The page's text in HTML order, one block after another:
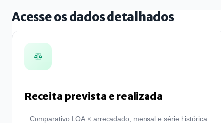
Acesse os dados detalhados
Receita prevista e realizada
Comparativo LOA × arrecadado, mensal e série histórica